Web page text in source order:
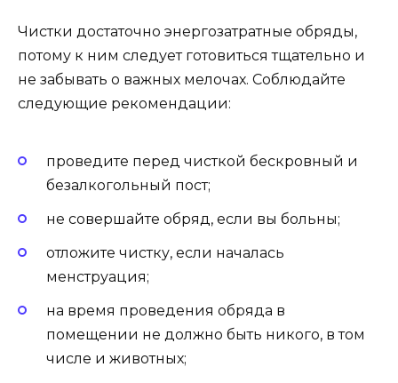
Чистки достаточно энергозатратные обряды,
потому к ним следует готовиться тщательно и
не забывать о важных мелочах. Соблюдайте
следующие рекомендации:
проведите перед чисткой бескровный и
безалкогольный пост;
не совершайте обряд, если вы больны;
отложите чистку, если началась
менструация;
на время проведения обряда в
помещении не должно быть никого, в том
числе и животных;